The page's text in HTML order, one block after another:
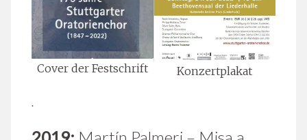
Cover der Festschrift Konzertplakat
.